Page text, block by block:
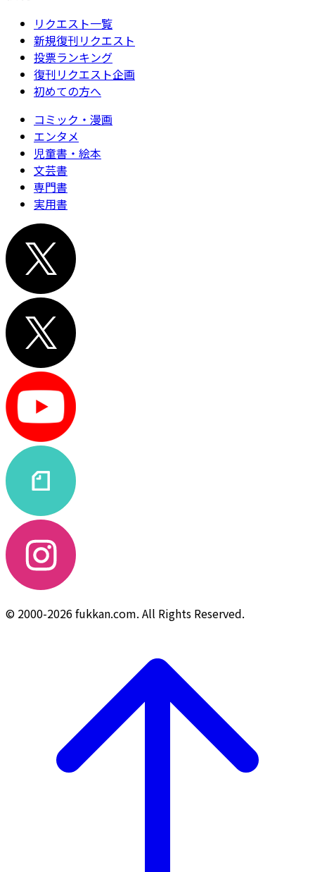
リクエスト一覧
新規復刊リクエスト
投票ランキング
復刊リクエスト企画
初めての方へ
コミック・漫画
エンタメ
児童書・絵本
文芸書
専門書
実用書
© 2000-2026 fukkan.com. All Rights Reserved.